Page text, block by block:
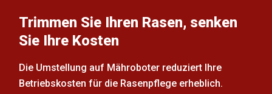
Trimmen Sie Ihren Rasen, senken
Sie Ihre Kosten
Die Umstellung auf Mähroboter reduziert Ihre
Betriebskosten für die Rasenpflege erheblich.